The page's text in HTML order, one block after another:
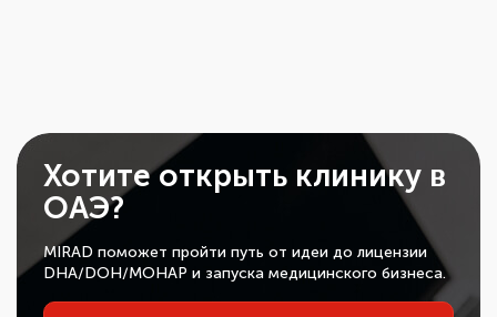
Хотите открыть клинику в
ОАЭ?
MIRAD поможет пройти путь от идеи до лицензии
DHA/DOH/MOHAP и запуска медицинского бизнеса.